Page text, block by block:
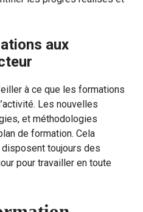
aux
à ce que les formations
Les nouvelles
et méthodologies
de formation. Cela
toujours des
pour travailler en toute